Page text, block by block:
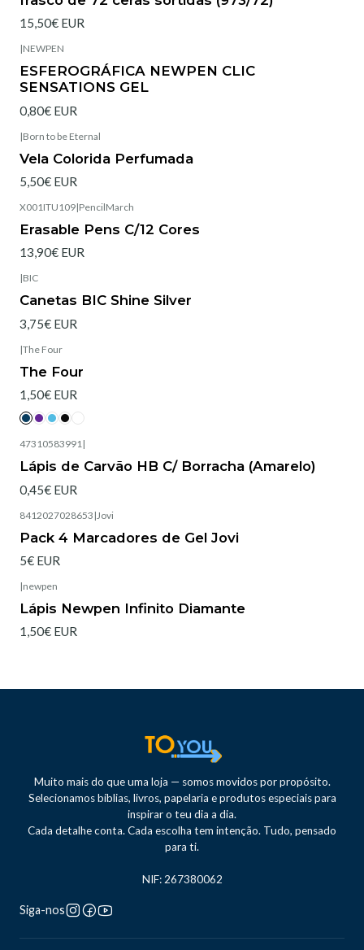
15,50€ EUR
|NEWPEN
ESFEROGRÁFICA NEWPEN CLIC
SENSATIONS GEL
0,80€ EUR
|Born to be Eternal
Vela Colorida Perfumada
5,50€ EUR
X001ITU109|PencilMarch
Erasable Pens C/12 Cores
13,90€ EUR
|BIC
Canetas BIC Shine Silver
3,75€ EUR
|The Four
The Four
1,50€ EUR
47310583991|
Lápis de Carvão HB C/ Borracha (Amarelo)
0,45€ EUR
8412027028653 | Jovi
Pack 4 Marcadores de Gel Jovi
5€ EUR
|newpen
Lápis Newpen Infinito Diamante
1,50€ EUR
Muito mais do que uma loja — somos movidos por propósito.
Selecionamos bíblias, livros, papelaria e produtos especiais para
inspirar o teu dia a dia.
Cada detalhe conta. Cada escolha tem intenção. Tudo, pensado
para ti.
NIF: 267380062
Siga-nos